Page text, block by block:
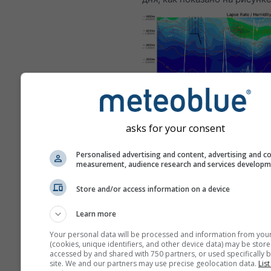
Это пример отличных
парения, которые часто
в Биттервассере
из лучших мест для
возникнут в большинстве
повсюду в хорошие дни.
asks for your consent
Personalised advertising and content, advertising and
measurement, audience research and services
Store and/or access information on a device
Learn more
Your personal data will be processed and information from
(cookies, unique identifiers, and other device data) may be
accessed by and shared with 750 partners, or used specifically
site. We and our partners may use precise geolocation data.